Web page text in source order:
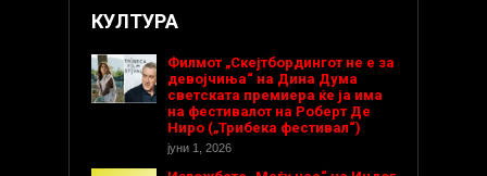
КУЛТУРА
Филмот „Скејтбордингот не е за
девојчиња“ на Дина Дума
светската премиера ќе ја има
на фестивалот на Роберт Де
Ниро („Трибека фестивал“)
јуни 1, 2026